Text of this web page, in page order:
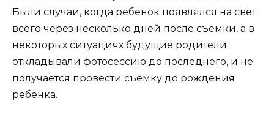
Были случаи, когда ребенок появлялся на свет
всего через несколько дней после съемки, а в
некоторых ситуациях будущие родители
откладывали фотосессию до последнего, и не
получается провести съемку до рождения
ребенка.